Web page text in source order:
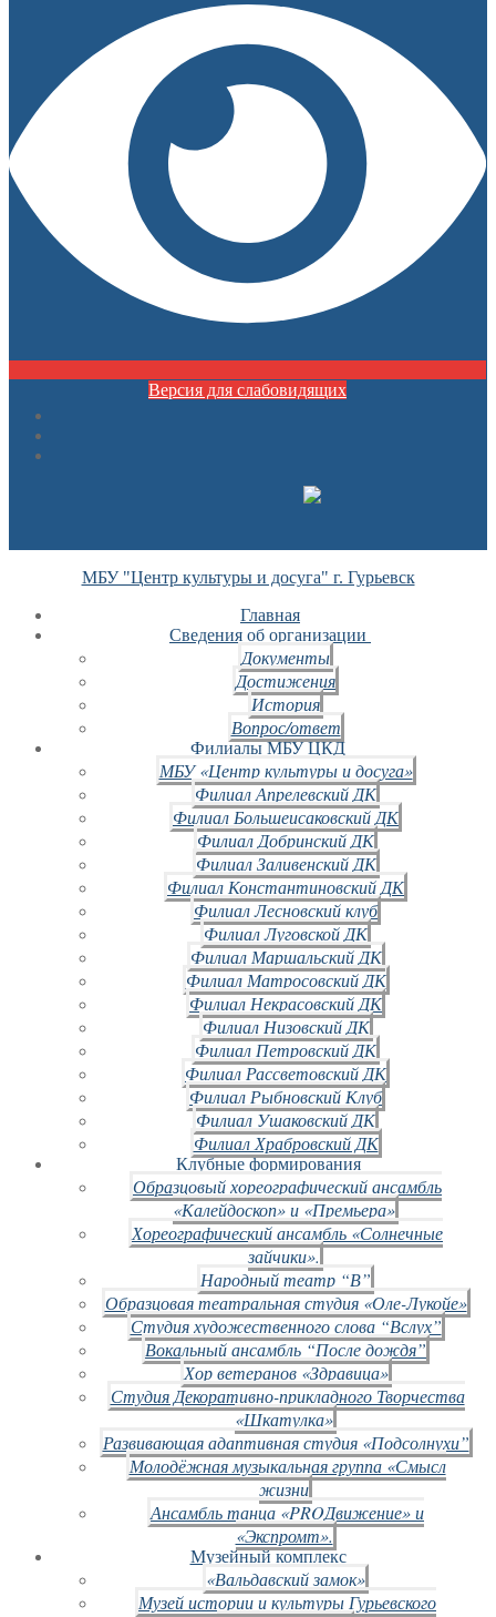
Версия для слабовидящих
МБУ "Центр культуры и досуга" г. Гурьевск
Главная
Сведения об организации
Документы
Достижения
История
Вопрос/ответ
Филиалы МБУ ЦКД
МБУ «Центр культуры и досуга»
Филиал Апрелевский ДК
Филиал Большеисаковский ДК
Филиал Добринский ДК
Филиал Заливенский ДК
Филиал Константиновский ДК
Филиал Лесновский клуб
Филиал Луговской ДК
Филиал Маршальский ДК
Филиал Матросовский ДК
Филиал Некрасовский ДК
Филиал Низовский ДК
Филиал Петровский ДК
Филиал Рассветовский ДК
Филиал Рыбновский Клуб
Филиал Ушаковский ДК
Филиал Храбровский ДК
Клубные формирования
Образцовый хореографический ансамбль
«Калейдоскоп» и «Премьера»
Хореографический ансамбль «Солнечные
зайчики».
Народный театр “В”
Образцовая театральная студия «Оле-Лукойе»
Студия художественного слова “Вслух”
Вокальный ансамбль “После дождя”
Хор ветеранов «Здравица»
Студия Декоративно-прикладного Творчества
«Шкатулка»
Развивающая адаптивная студия «Подсолнухи”
Молодёжная музыкальная группа «Смысл
жизни
Ансамбль танца «PROДвижение» и
«Экспромт».
Музейный комплекс
«Вальдавский замок»
Музей истории и культуры Гурьевского